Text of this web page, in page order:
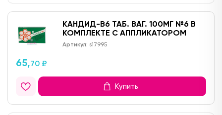
КАНДИД-В6 ТАБ. ВАГ. 100МГ №6 В
КОМПЛЕКТЕ С АППЛИКАТОРОМ
Артикул: s17995
65,70 ₽
Купить